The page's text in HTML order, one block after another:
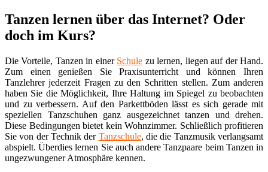
Tanzen lernen über das Internet? Oder
doch im Kurs?
Die Vorteile, Tanzen in einer Schule zu lernen, liegen auf der Hand.
Zum einen genießen Sie Praxisunterricht und können Ihren
Tanzlehrer jederzeit Fragen zu den Schritten stellen. Zum anderen
haben Sie die Möglichkeit, Ihre Haltung im Spiegel zu beobachten
und zu verbessern. Auf den Parkettböden lässt es sich gerade mit
speziellen Tanzschuhen ganz ausgezeichnet tanzen und drehen.
Diese Bedingungen bietet kein Wohnzimmer. Schließlich profitieren
Sie von der Technik der Tanzschule, die die Tanzmusik verlangsamt
abspielt. Überdies lernen Sie auch andere Tanzpaare beim Tanzen in
ungezwungener Atmosphäre kennen.